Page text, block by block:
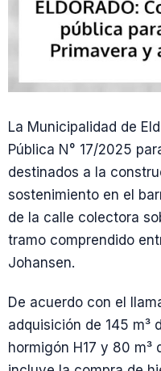
La Municipalidad de
Pública N° 17/2025
destinados a la
sostenimiento en el
de la calle colectora
tramo comprendido
Johansen.
De acuerdo con el
adquisición de 145 m³
hormigón H17 y 80 m³